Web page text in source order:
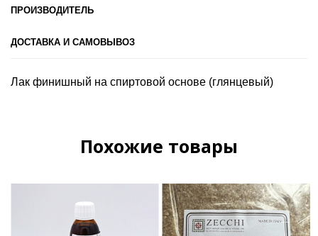
ПРОИЗВОДИТЕЛЬ
ДОСТАВКА И САМОВЫВОЗ
Лак финишный на спиртовой основе (глянцевый)
Похожие товары